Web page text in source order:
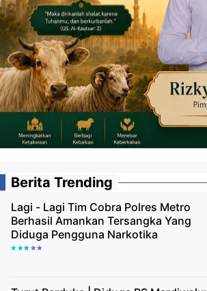
Berita Trending
Lagi - Lagi Tim Cobra Polres Metro
Berhasil Amankan Tersangka Yang
Diduga Pengguna Narkotika